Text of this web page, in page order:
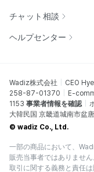
チャット相談
ヘルプセンター
Wadiz株式会社 CEO
258-87-01370
E-
1153 事業者情報を確認
大韓民国 京畿道城南市盆
© wadiz Co., Ltd.
一部の商品において、
販売当事者ではありませ
取引に関する義務と責任は